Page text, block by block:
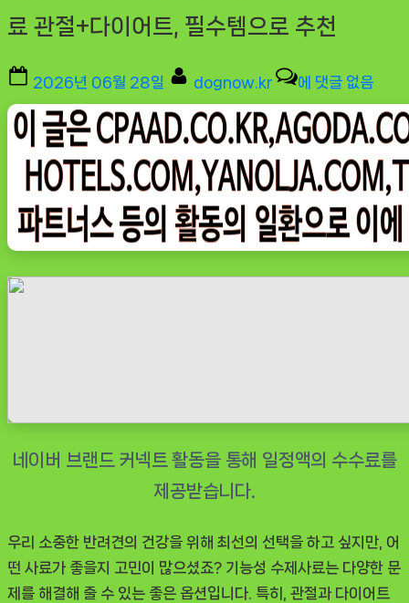
료 관절+다이어트, 필수템으로 추천
Posted
on
2026년 06월 28일 By
dognow.kr
본
아
페
플
러
스
프
리
제
관
절
+다
에 댓글 없음
우리 소중한 반려견의 건강을 위해 최선의 선택을 하고 싶지만, 어
떤 사료가 좋을지 고민이 많으셨죠? 기능성 수제사료는 다양한 문
제를 해결해 줄 수 있는 좋은 옵션입니다. 특히, 관절과 다이어트